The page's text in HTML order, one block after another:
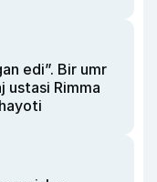
edi”. Bir umr
ustasi Rimma